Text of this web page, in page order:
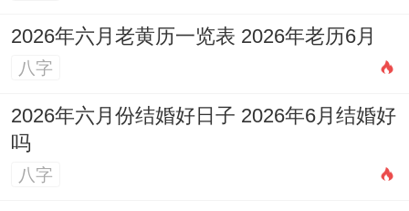
2026年阴历十月二十黄道吉日想一想
现在让我们详细分析2026年阴历十月二十
（公历2026年10月20日）有没有为黄道吉
日？
2026年六月老黄历一览表 2026年老历6月
八字
2026年六月份结婚好日子 2026年6月结婚好
吗
八字